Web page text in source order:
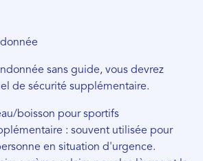
sans guide, vous devrez
de sécurité supplémentaire.
boisson pour sportifs
: souvent utilisée pour
en situation d'urgence.